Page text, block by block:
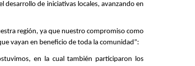
desarrollo de iniciativas locales, avanzando en
región, ya que nuestro compromiso como
vayan en beneficio de toda la comunidad”:
en la cual también participaron los